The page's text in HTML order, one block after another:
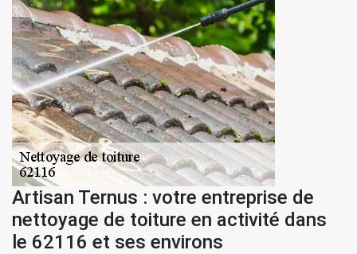
Artisan Ternus : votre entreprise de
nettoyage de toiture en activité dans
le 62116 et ses environs